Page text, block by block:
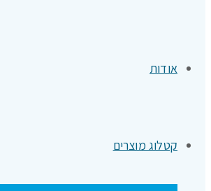
אודות
קטלוג מוצרים